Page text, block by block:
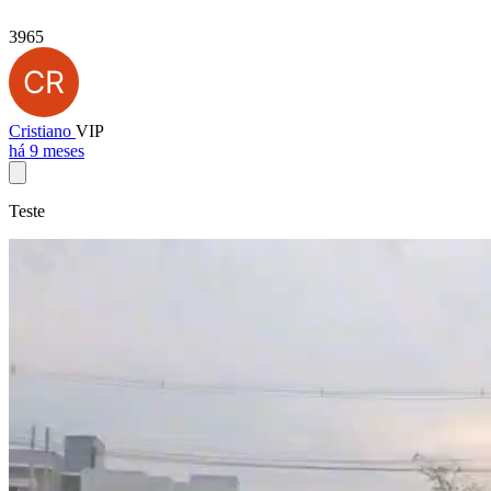
3965
Cristiano VIP
há 9 meses
Teste